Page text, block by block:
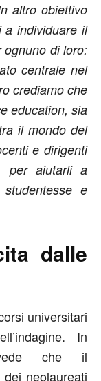
altro obiettivo
a individuare il
ognuno di loro:
centrale nel
crediamo che
education, sia
il mondo del
e dirigenti
per aiutarli a
e
dalle
universitari
In
che il
neolaureati